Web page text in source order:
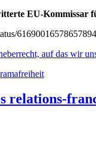
EU-Kommissar
auf das wir
relations-